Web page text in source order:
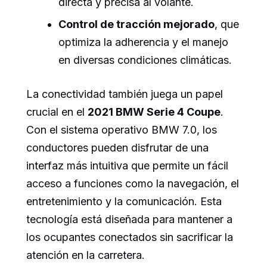
Control de tracción mejorado, que
optimiza la adherencia y el manejo
en diversas condiciones climáticas.
La conectividad también juega un papel
crucial en el 2021 BMW Serie 4 Coupe.
Con el sistema operativo BMW 7.0, los
conductores pueden disfrutar de una
interfaz más intuitiva que permite un fácil
acceso a funciones como la navegación, el
entretenimiento y la comunicación. Esta
tecnología está diseñada para mantener a
los ocupantes conectados sin sacrificar la
atención en la carretera.